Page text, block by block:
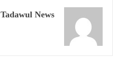
Tadawul News